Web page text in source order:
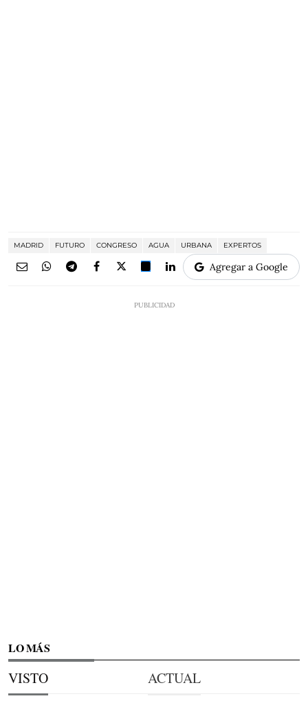
MADRID FUTURO CONGRESO AGUA URBANA EXPERTOS
Agregar a Google
LO MÁS
VISTO ACTUAL